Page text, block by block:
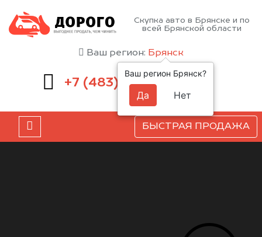
Скупка авто в Брянске и по
всей Брянской области
Ваш регион: Брянск
+7 (483) 232-00-41
БЫСТРАЯ ПРОДАЖА
Ваш регион Брянск?
Да Нет